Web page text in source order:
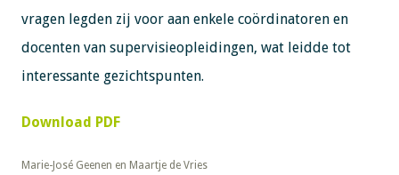
vragen legden zij voor aan enkele coördinatoren en
docenten van supervisieopleidingen, wat leidde tot
interessante gezichtspunten.
Download PDF
​​​​​​​Marie-José Geenen en Maartje de Vries